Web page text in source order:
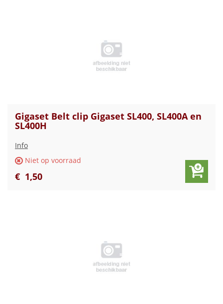
Gigaset Belt clip Gigaset SL400, SL400A en
SL400H
Info
Niet op voorraad
€ 1,50